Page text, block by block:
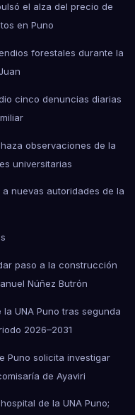
el alza del precio de
en Puno
forestales durante la
cinco denuncias diarias
observaciones de la
universitarias
nuevas autoridades de la
paso a la construcción
Núñez Butrón
UNA Puno tras segunda
2026–2031
Puno solicita investigar
de Ayaviri
de la UNA Puno;